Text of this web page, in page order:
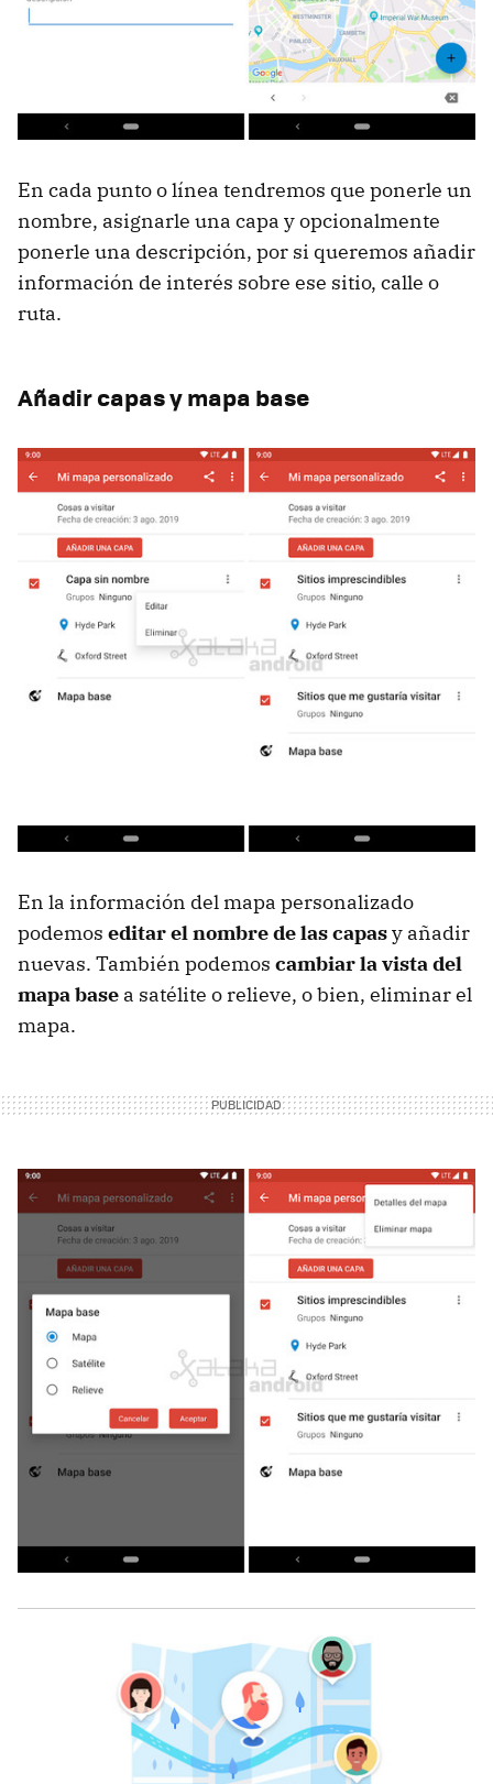
En cada punto o línea tendremos que ponerle un
nombre, asignarle una capa y opcionalmente
ponerle una descripción, por si queremos añadir
información de interés sobre ese sitio, calle o
ruta.
Añadir capas y mapa base
En la información del mapa personalizado
podemos editar el nombre de las capasy añadir
nuevas. También podemos cambiar la vista del
mapa base a satélite o relieve, o bien, eliminar el
mapa.